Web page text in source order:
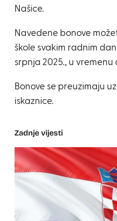
Našice.
Navedene bonove
škole svakim radnim
srpnja 2025., u vremenu
Bonove se preuzimaju
iskaznice.
Zadnje vijesti